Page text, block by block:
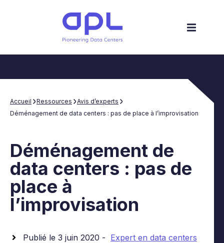
Accueil Ressources
Avis d’experts
Déménagement de data centers : pas de place à l’improvisation
Déménagement de
data centers : pas de
place à
l’improvisation
Publié le 3 juin 2020 - Expert en data centers